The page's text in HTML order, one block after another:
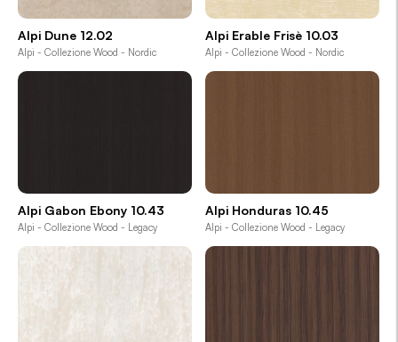
Alpi Dune 12.02
Alpi - Collezione Wood - Nordic
Alpi Erable Frisè 10.03
Alpi - Collezione Wood - Nordic
Alpi Gabon Ebony 10.43
Alpi - Collezione Wood - Legacy
Alpi Honduras 10.45
Alpi - Collezione Wood - Legacy